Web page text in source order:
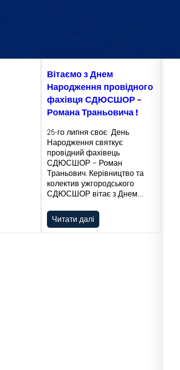
Вітаємо з Днем
Народження провідного
фахівця СДЮСШОР –
Романа Траньовича !
25-го липня своє День
Народження святкує
провідний фахівець
СДЮСШОР – Роман
Траньович. Керівництво та
колектив ужгородського
СДЮСШОР вітає з Днем…
Читати далі